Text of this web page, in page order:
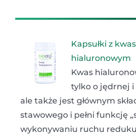
Kapsułki z
hialuronowym
Kwas
tylko o jędrnej i
ale także jest głównym
stawowego i pełni funkcję
wykonywaniu ruchu